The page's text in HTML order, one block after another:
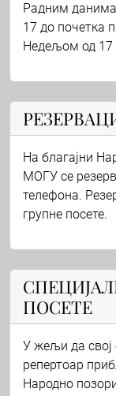
Радним
17 до почетка
Недељом од 17
На благајни
МОГУ се
телефона.
групне посете.
ПОСЕТЕ
У жељи да свој
репертоар
Народно